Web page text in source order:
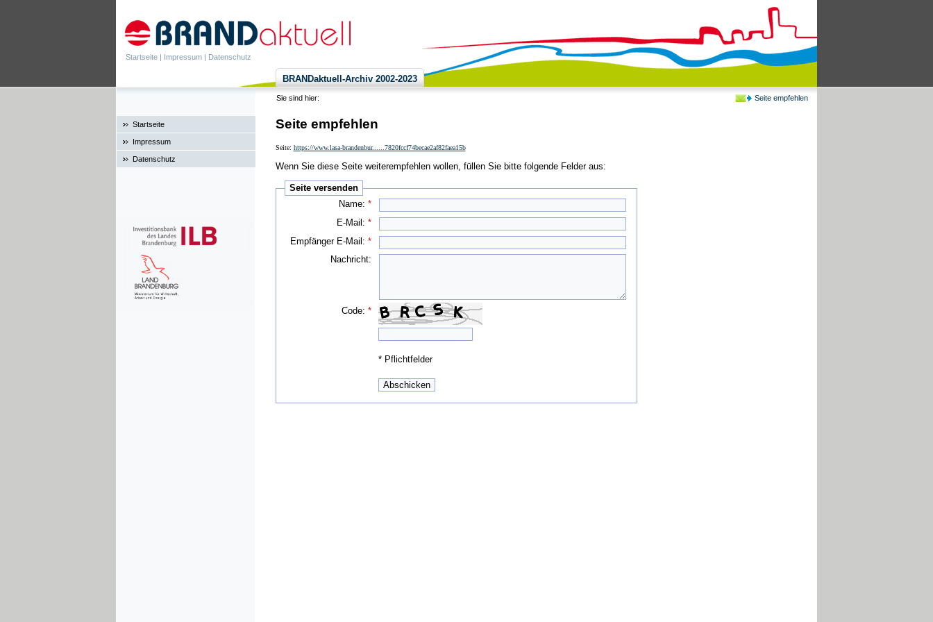
Startseite | Impressum | Datenschutz
Seite empfehlen
BRANDaktuell-Archiv 2002-2023
Sie sind hier:
Startseite
Impressum
Datenschutz
Seite empfehlen
Seite: https://www.lasa-brandenbur......7820fccf74becae2af82faea15b
Wenn Sie diese Seite weiterempfehlen wollen, füllen Sie bitte folgende Felder aus:
Seite versenden
Name:*
E-Mail:*
Empfänger E-Mail:*
Nachricht:
Code:*
* Pflichtfelder